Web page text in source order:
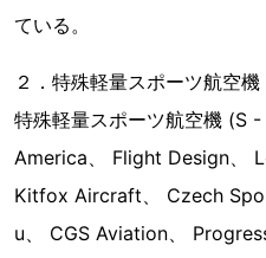
ている。
２．特殊軽量スポーツ航空
特殊軽量スポーツ航空機 (S
America、 Flight Design、
Kitfox Aircraft、 Czech
u、 CGS Aviation、